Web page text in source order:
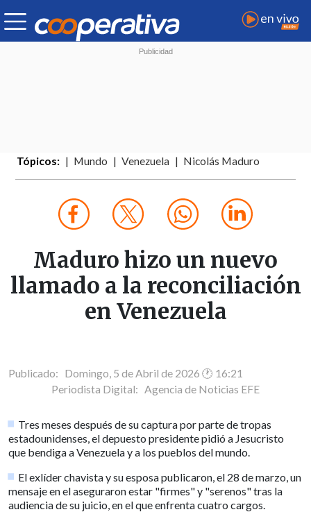
Tópicos: Mundo Venezuela Nicolás Maduro
Maduro hizo un nuevo
llamado a la reconciliación
en Venezuela
Publicado: Domingo, 5 de Abril de 2026 🕐 16:21
Periodista Digital: Agencia de Noticias EFE
Tres meses después de su captura por parte de tropas
estadounidenses, el depuesto presidente pidió a Jesucristo
que bendiga a Venezuela y a los pueblos del mundo.
El exlíder chavista y su esposa publicaron, el 28 de marzo, un
mensaje en el aseguraron estar "firmes" y "serenos" tras la
audiencia de su juicio, en el que enfrenta cuatro cargos.